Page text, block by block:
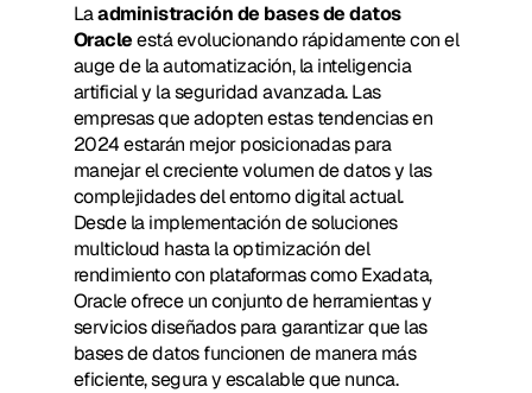
La administración de bases de datos
Oracle está evolucionando rápidamente con el
auge de la automatización, la inteligencia
artificial y la seguridad avanzada. Las
empresas que adopten estas tendencias en
2024 estarán mejor posicionadas para
manejar el creciente volumen de datos y las
complejidades del entorno digital actual.
Desde la implementación de soluciones
multicloud hasta la optimización del
rendimiento con plataformas como Exadata,
Oracle ofrece un conjunto de herramientas y
servicios diseñados para garantizar que las
bases de datos funcionen de manera más
eficiente, segura y escalable que nunca.